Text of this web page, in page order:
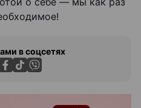
в соцсетях